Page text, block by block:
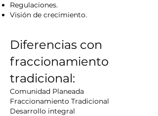
Regulaciones.
Visión de crecimiento.
Diferencias con
fraccionamiento
tradicional:
Comunidad Planeada
Fraccionamiento Tradicional
Desarrollo integral